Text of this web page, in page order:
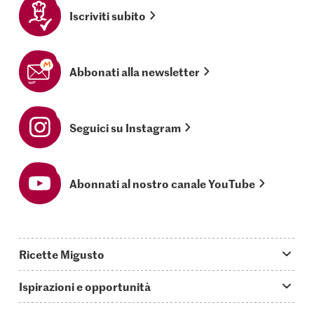
Iscriviti subito
Abbonati alla newsletter
Seguici su Instagram
Abonnati al nostro canale YouTube
Ricette Migusto
Oggi cucino
Ispirazioni e opportunità